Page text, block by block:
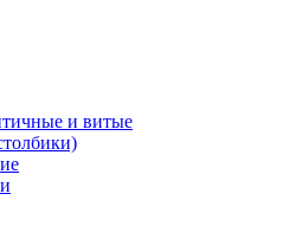
и витые